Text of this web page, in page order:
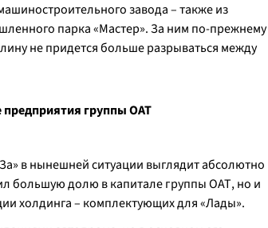
завода – также из
парка «Мастер». За ним по-прежнему
не придется больше разрываться между
предприятия группы ОАТ
в нынешней ситуации выглядит абсолютно
большую долю в капитале группы ОАТ, но и
холдинга – комплектующих для «Лады».